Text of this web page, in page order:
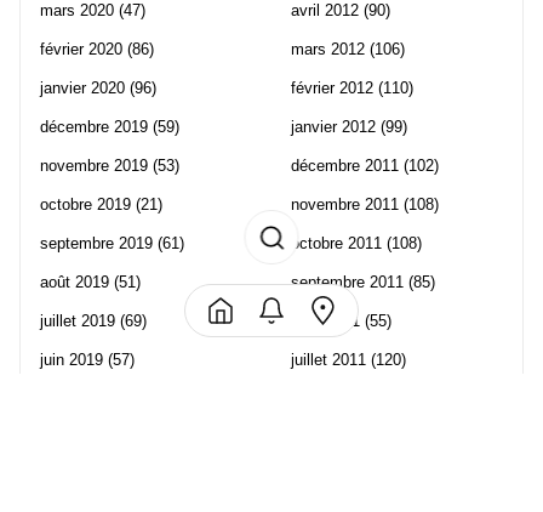
mars 2020 (47)
février 2020 (86)
janvier 2020 (96)
décembre 2019 (59)
novembre 2019 (53)
octobre 2019 (21)
septembre 2019 (61)
août 2019 (51)
juillet 2019 (69)
juin 2019 (57)
avril 2012 (90)
mars 2012 (106)
février 2012 (110)
janvier 2012 (99)
décembre 2011 (102)
novembre 2011 (108)
octobre 2011 (108)
septembre 2011 (85)
août 2011 (55)
juillet 2011 (120)